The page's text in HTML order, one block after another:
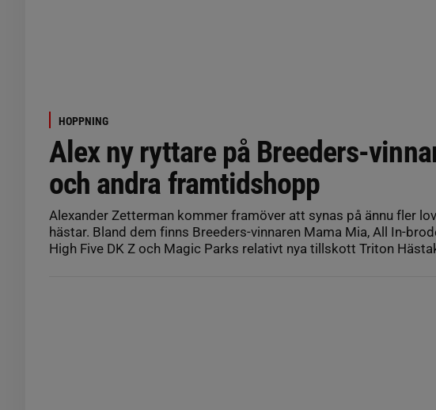
HOPPNING
Alex ny ryttare på Breeders-
och andra framtidshopp
Alexander Zetterman kommer framöver att synas på ännu fler
hästar. Bland dem finns Breeders-vinnaren Mama Mia, All In-
High Five DK Z och Magic Parks relativt nya tillskott Triton